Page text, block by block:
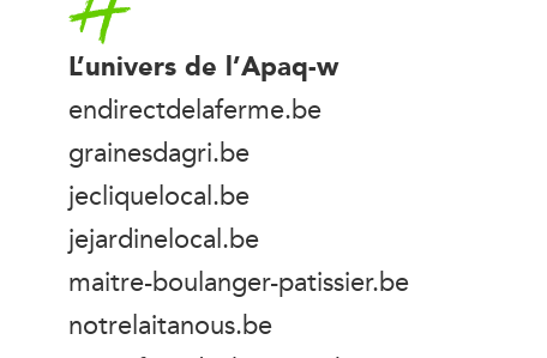
L’univers de l’Apaq-w
endirectdelaferme.be
grainesdagri.be
jecliquelocal.be
jejardinelocal.be
maitre-boulanger-patissier.be
notrelaitanous.be